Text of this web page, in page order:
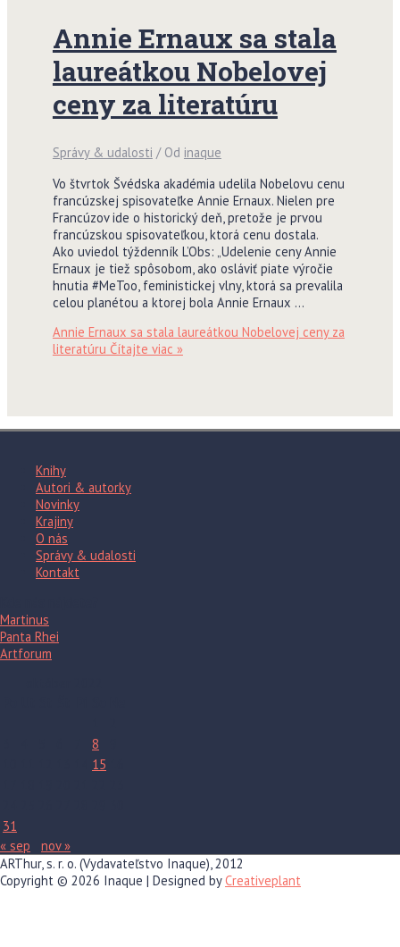
Annie Ernaux sa stala
laureátkou Nobelovej
ceny za literatúru
Správy & udalosti / Od inaque
Vo štvrtok Švédska akadémia udelila Nobelovu cenu
francúzskej spisovateľke Annie Ernaux. Nielen pre
Francúzov ide o historický deň, pretože je prvou
francúzskou spisovateľkou, ktorá cenu dostala.
Ako uviedol týždenník L’Obs: „Udelenie ceny Annie
Ernaux je tiež spôsobom, ako osláviť piate výročie
hnutia #MeToo, feministickej vlny, ktorá sa prevalila
celou planétou a ktorej bola Annie Ernaux …
Annie Ernaux sa stala laureátkou Nobelovej ceny za
literatúru Čítajte viac »
Knihy
Autori & autorky
Novinky
Krajiny
O nás
Správy & udalosti
Kontakt
Martinus
Panta Rhei
Artforum
8
15
31
« sep
nov »
ARThur, s. r. o. (Vydavateľstvo Inaque), 2012
Copyright © 2026 Inaque | Designed byCreativeplant